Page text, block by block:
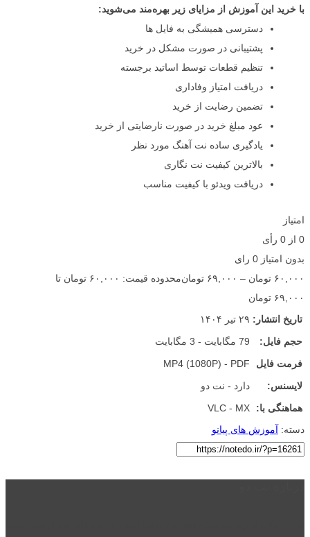
با خرید این آموزش از مزایای زیر بهره‌مند می‌شوید:
دسترسی همیشگی به فایل ها
پشتیبانی در صورت مشکل در خرید
تنظیم قطعات توسط اساتید برجسته
دریافت امتیاز وفاداری
تضمین رضایت از خرید
عود مبلغ خرید در صورت نارضایتی از خرید
یادگیری ساده نت آهنگ مورد نظر
بالاترین کیفیت نت نگاری
دریافت ویدئو با کیفیت مناسب
امتیاز
0 از 0 رأی
بدون امتیاز 0 رای
۶۰,۰۰۰ تومان – ۶۹,۰۰۰ تومان
محدوده قیمت: ۶۰,۰۰۰ تومان تا
۶۹,۰۰۰ تومان
تاریخ انتشار: ۲۹ تیر ۱۴۰۴
حجم فایل:
79 مگابایت - 3 مگابایت
فرمت فایل
MP4 (1080P) - PDF
لایسنس:
دارد - نت دو
هماهنگی با:
VLC - MX
دسته: آموزش های پیانو